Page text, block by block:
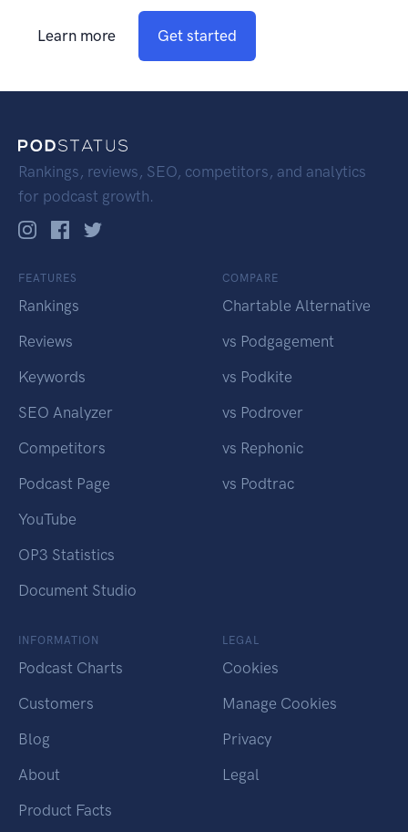
Learn more Get started
Rankings, reviews, SEO, competitors, and analytics
for podcast growth.
FEATURES
Rankings
Reviews
Keywords
SEO Analyzer
Competitors
Podcast Page
YouTube
OP3 Statistics
Document Studio
COMPARE
Chartable Alternative
vs Podgagement
vs Podkite
vs Podrover
vs Rephonic
vs Podtrac
INFORMATION
Podcast Charts
Customers
Blog
About
Product Facts
LEGAL
Cookies
Manage Cookies
Privacy
Legal